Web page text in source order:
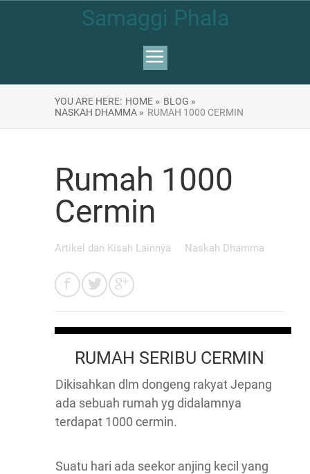
Samaggi Phala
YOU ARE HERE: HOME » BLOG »
NASKAH DHAMMA » RUMAH 1000 CERMIN
Rumah 1000
Cermin
Artikel dan Kisah Lainnya Naskah Dhamma
RUMAH SERIBU CERMIN
Dikisahkan dlm dongeng rakyat Jepang
ada sebuah rumah yg didalamnya
terdapat 1000 cermin.
Suatu hari ada seekor anjing kecil yang